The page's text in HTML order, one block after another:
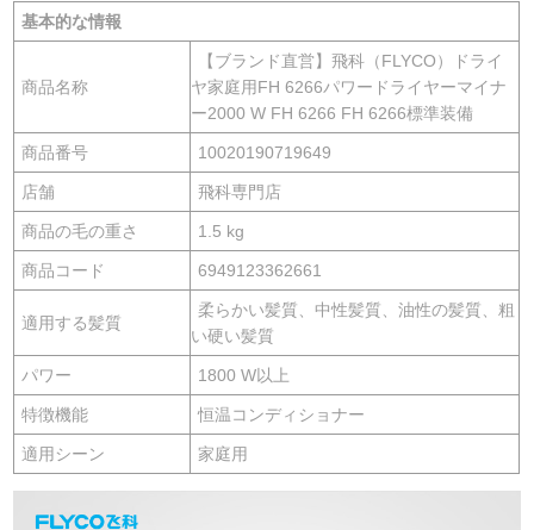
基本的な情報
商品名称
【ブランド直営】飛科（FLYCO）ドライ
ヤ家庭用FH 6266パワードライヤーマイナ
ー2000 W FH 6266 FH 6266標準装備
商品番号 10020190719649
店舗 飛科専門店
商品の毛の重さ 1.5 kg
商品コード 6949123362661
適用する髪質
柔らかい髪質、中性髪質、油性の髪質、粗
い硬い髪質
パワー 1800 W以上
特徴機能 恒温コンディショナー
適用シーン 家庭用